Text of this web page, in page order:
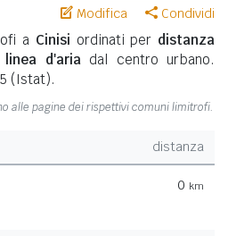
Modifica Condividi
a Cinisi ordinati per distanza
linea d'aria dal centro urbano.
(Istat).
alle pagine dei rispettivi comuni limitrofi.
distanza
0 km